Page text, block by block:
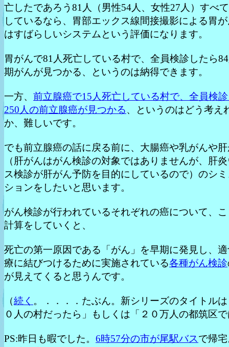
亡したであろう81人（男性54人、女性27人）すべ
しているなら、胃部エックス線間接撮影による胃
はすばらしいシステムという評価になります。
胃がんで81人死亡している村で、全員検診したら
期がんが見つかる、というのは納得できます。
一方、 前立腺癌で15人死亡している村で、全員検
250人の前立腺癌が見つかる、というのはどう考え
か、難しいです。
でも前立腺癌の話に戻る前に、大腸癌や乳がんや
（肝がんはがん検診の対象ではありませんが、肝
ス検診が肝がん予防を目的にしているので）のシ
ションをしたいと思います。
がん検診が行われているそれぞれの癌について、
計算をしていくと、
死亡の第一原因である「がん」を早期に発見し、
療に結びつけるために実施されている各種がん検診
が見えてくると思うんです。
（続く 。．．．．たぶん。新シリーズのタイトル
０人の村だったら」もしくは「２０万人の都筑区
PS:昨日も暇でした。 6時57分の市が尾駅バスで帰